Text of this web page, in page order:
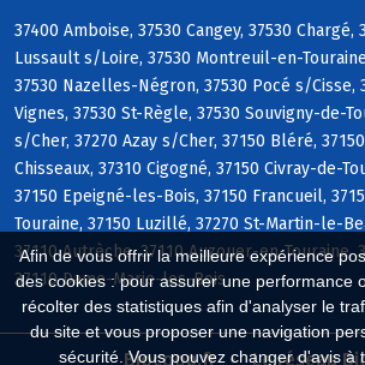
Afin de vous offrir la meilleure expérience
des cookies : pour assurer une performance
récolter des statistiques afin d'analyser le
du site et vous proposer une navigation
sécurité. Vous pouvez changer d'avis à
37400 Amboise, 37530 Cangey, 37530 Chargé,
Lussault s/Loire, 37530 Montreuil-en-
37530 Nazelles-Négron, 37530 Pocé s/Cisse,
Vignes, 37530 St-Règle, 37530 Souvigny-de-
s/Cher, 37270 Azay s/Cher, 37150 Bléré,
Chisseaux, 37310 Cigogné, 37150 Civray-de-
37150 Epeigné-les-Bois, 37150 Francueil,
Touraine, 37150 Luzillé, 37270 St-Martin-le-
37110 Autrèche, 37110 Auzouer-en-Touraine,
37110 Dame-Marie-les-Bois
Biocoop.fr Le réseau